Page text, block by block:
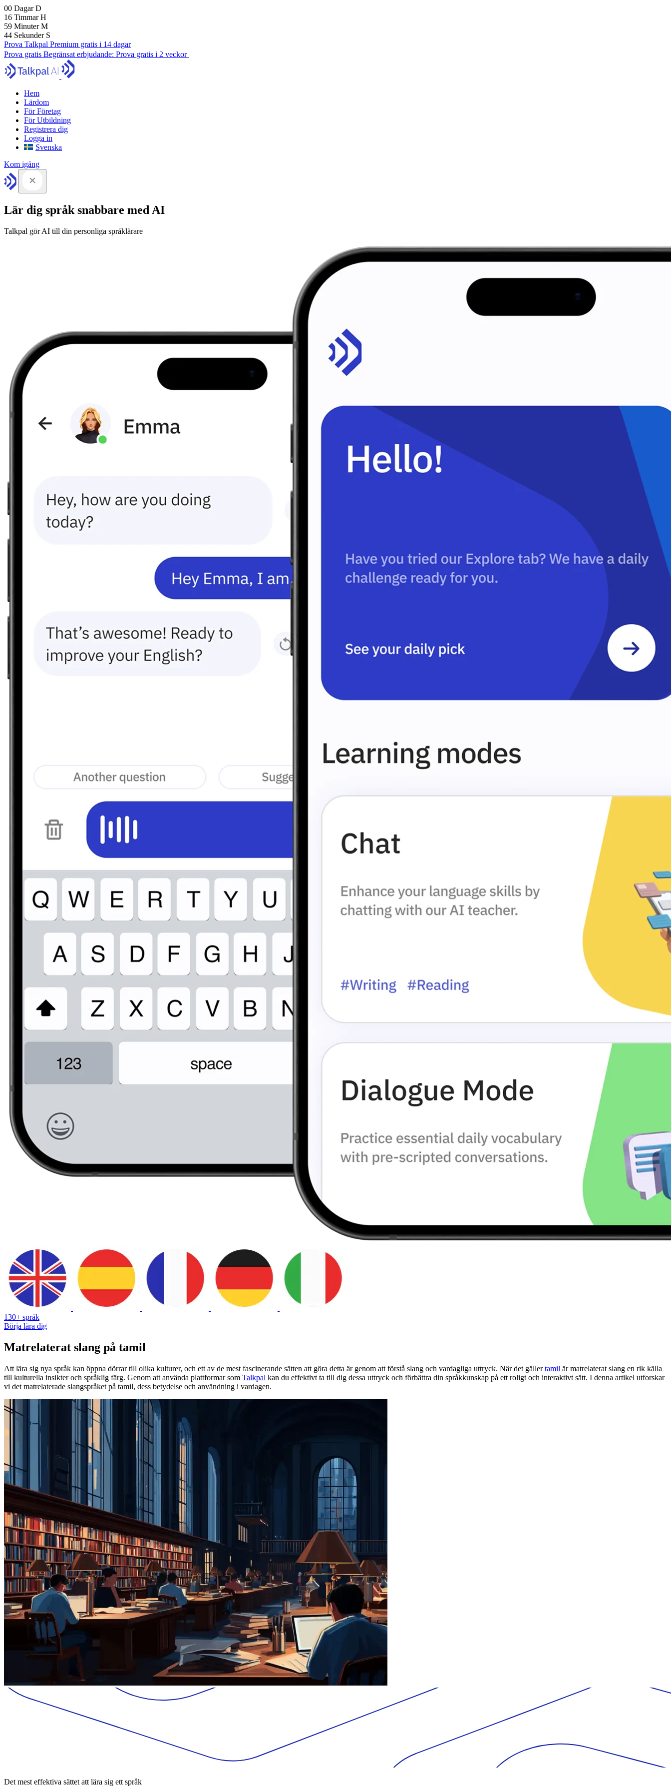
00 DagarD
16 TimmarH
59 MinuterM
43 Sekunder S
Prova Talkpal Premium gratis i 14 dagar
Prova gratis Begränsat erbjudande: Prova gratis i 2 veckor
Hem
Lärdom
För Företag
För Utbildning
Registrera dig
Logga in
Svenska
Kom igång
Lär dig språk snabbare med AI
Talkpal gör AI till din personliga språklärare
130+ språk
Börja lära dig
Matrelaterat slang på tamil
Att lära sig nya språk kan öppna dörrar till olika kulturer, och ett av de mest fascinerande sätten att göra detta är genom att förstå slang och vardagliga uttryck. När det gällertamil är matrelaterat slang en rik källa
till kulturella insikter och språklig färg. Genom att använda plattformar som Talkpal kan du effektivt ta till dig dessa uttryck och förbättra din språkkunskap på ett roligt och interaktivt sätt. I denna artikel utforskar
vi det matrelaterade slangspråket på tamil, dess betydelse och användning i vardagen.
Det mest effektiva sättet att lära sig ett språk